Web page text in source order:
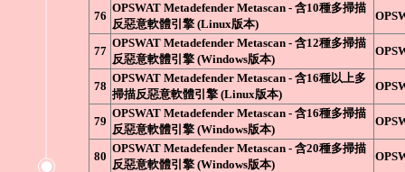
76
OPSWAT Metadefender Metascan - 含10種多掃描
反惡意軟體引擎 (Linux版本)
77
OPSWAT Metadefender Metascan - 含12種多掃描
反惡意軟體引擎 (Windows版本)
78
OPSWAT Metadefender Metascan - 含16種以上多
掃描反惡意軟體引擎 (Linux版本)
79
OPSWAT Metadefender Metascan - 含16種多掃描
反惡意軟體引擎 (Windows版本)
80
OPSWAT Metadefender Metascan - 含20種多掃描
反惡意軟體引擎 (Windows版本)